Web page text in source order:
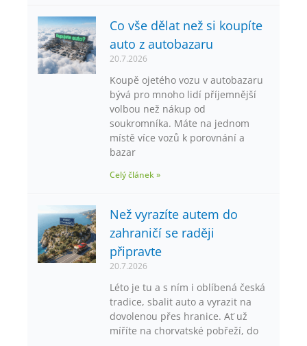
Co vše dělat než si koupíte
auto z autobazaru
20.7.2026
Koupě ojetého vozu v autobazaru
bývá pro mnoho lidí příjemnější
volbou než nákup od
soukromníka. Máte na jednom
místě více vozů k porovnání a
bazar
Celý článek »
Než vyrazíte autem do
zahraničí se raději
připravte
20.7.2026
Léto je tu a s ním i oblíbená česká
tradice, sbalit auto a vyrazit na
dovolenou přes hranice. Ať už
míříte na chorvatské pobřeží, do